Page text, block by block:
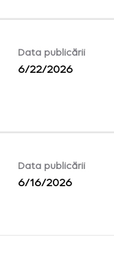
Data publicării
6/22/2026
Data publicării
6/16/2026